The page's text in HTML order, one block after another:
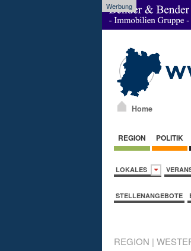
Werbung
Home
REGION POLITIK
LOKALES
STELLENANGEBOTE
REGION |